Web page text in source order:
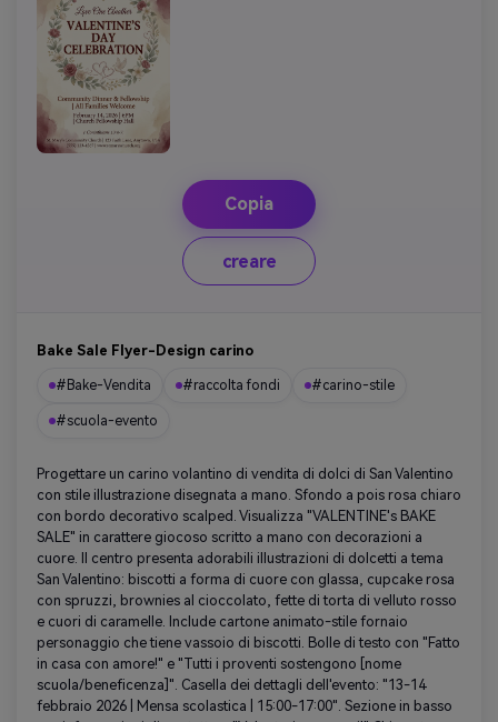
Copia
creare
Bake Sale Flyer-Design carino
#Bake-Vendita #raccolta fondi #carino-stile
#scuola-evento
Progettare un carino volantino di vendita di dolci di San Valentino
con stile illustrazione disegnata a mano. Sfondo a pois rosa chiaro
con bordo decorativo scalped. Visualizza "VALENTINE's BAKE
SALE" in carattere giocoso scritto a mano con decorazioni a
cuore. Il centro presenta adorabili illustrazioni di dolcetti a tema
San Valentino: biscotti a forma di cuore con glassa, cupcake rosa
con spruzzi, brownies al cioccolato, fette di torta di velluto rosso
e cuori di caramelle. Include cartone animato-stile fornaio
personaggio che tiene vassoio di biscotti. Bolle di testo con "Fatto
in casa con amore!" e "Tutti i proventi sostengono [nome
scuola/beneficenza]". Casella dei dettagli dell'evento: "13-14
febbraio 2026 | Mensa scolastica | 15:00-17:00". Sezione in basso